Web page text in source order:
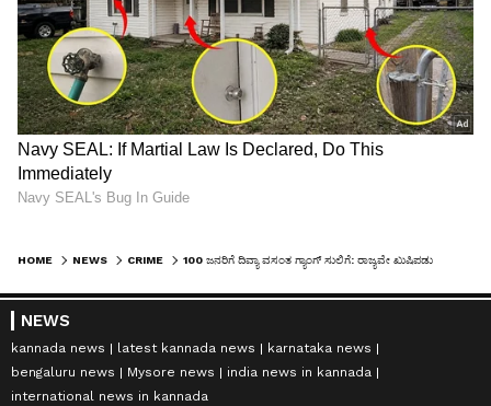
HOME NEWS CRIME
NEWS
kannada news latest kannada news
karnataka news
bengaluru news
Mysore news
india news in kannada
international news in kannada